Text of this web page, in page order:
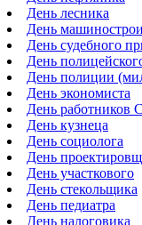
День лесника
День
День судебного
День
День полиции
День экономиста
День работников
День кузнеца
День социолога
День
День участкового
День стекольщика
День педиатра
День налоговика